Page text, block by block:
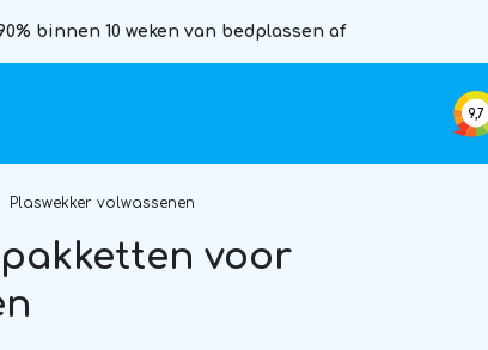
binnen 10 weken van bedplassen af
9,7
Plaswekker volwassenen
voor